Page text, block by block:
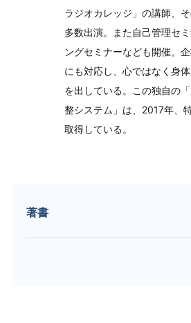
ラジオカレッジ」の講師、
多数出演。また自己管理セ
ングセミナーなども開催。
にも対応し、心ではなく身
を出している。この独自の
整システム」は、2017年、
取得している。
著書